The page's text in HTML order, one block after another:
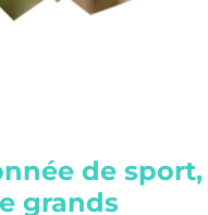
de sport,
grands